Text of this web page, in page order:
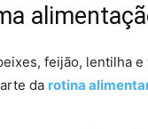
feijão, lentilha
da rotina